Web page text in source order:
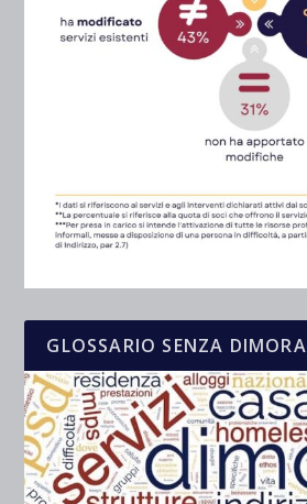
GLOSSARIO SENZA DIMORA